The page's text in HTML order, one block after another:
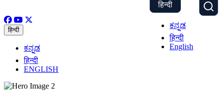
हिन्दी
ಕನ್ನಡ
हिन्दी
English
हिन्दी
ಕನ್ನಡ
हिन्दी
ENGLISH